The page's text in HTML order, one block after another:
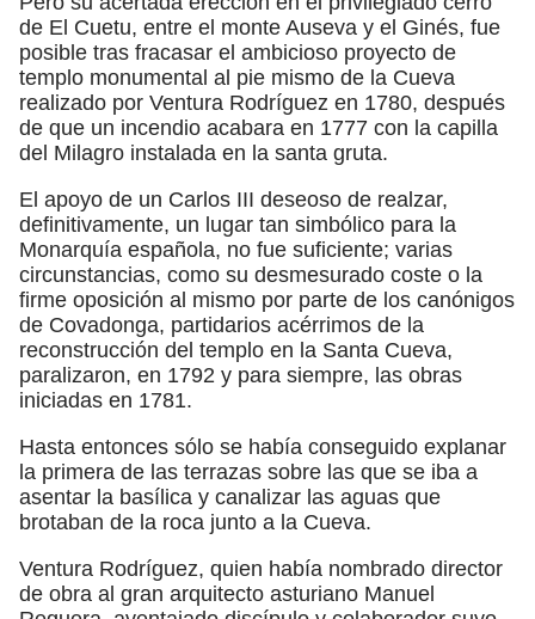
de El Cuetu, entre el monte Auseva y el Ginés, fue
posible tras fracasar el ambicioso proyecto de
templo monumental al pie mismo de la Cueva
realizado por Ventura Rodríguez en 1780, después
de que un incendio acabara en 1777 con la capilla
del Milagro instalada en la santa gruta.
El apoyo de un Carlos III deseoso de realzar,
definitivamente, un lugar tan simbólico para la
Monarquía española, no fue suficiente; varias
circunstancias, como su desmesurado coste o la
firme oposición al mismo por parte de los canónigos
de Covadonga, partidarios acérrimos de la
reconstrucción del templo en la Santa Cueva,
paralizaron, en 1792 y para siempre, las obras
iniciadas en 1781.
Hasta entonces sólo se había conseguido explanar
la primera de las terrazas sobre las que se iba a
asentar la basílica y canalizar las aguas que
brotaban de la roca junto a la Cueva.
Ventura Rodríguez, quien había nombrado director
de obra al gran arquitecto asturiano Manuel